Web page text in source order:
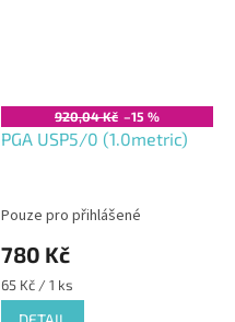
920,04 Kč –15 %
PGA USP5/0 (1.0metric)
Pouze pro přihlášené
780 Kč
Měrná
cena:
65 Kč / 1 ks